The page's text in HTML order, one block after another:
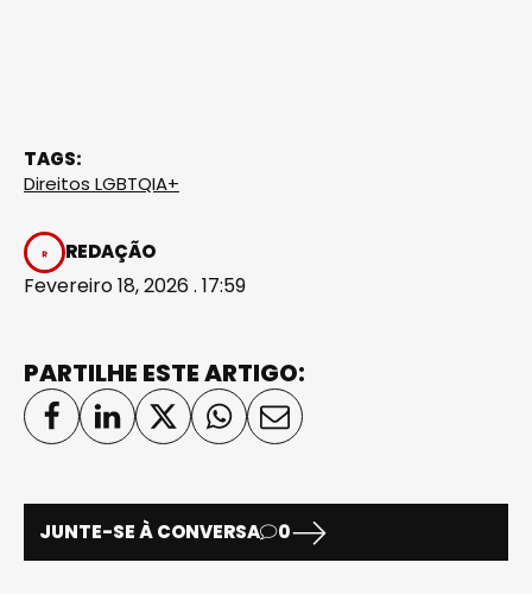
TAGS:
Direitos LGBTQIA+
REDAÇÃO
Fevereiro 18, 2026 . 17:59
PARTILHE ESTE ARTIGO:
JUNTE-SE À CONVERSA 0